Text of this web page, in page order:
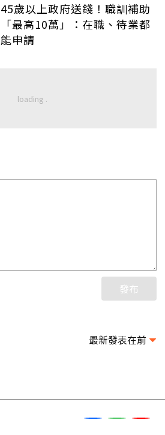
45歲以上政府送錢！職訓補助
「最高10萬」：在職、待業都
能申請
發布
最新發表在前